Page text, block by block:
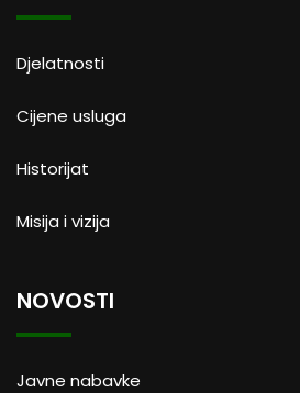
Djelatnosti
Cijene usluga
Historijat
Misija i vizija
NOVOSTI
Javne nabavke